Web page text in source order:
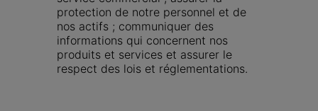
protection de notre personnel et de
nos actifs ; communiquer des
informations qui concernent nos
produits et services et assurer le
respect des lois et réglementations.